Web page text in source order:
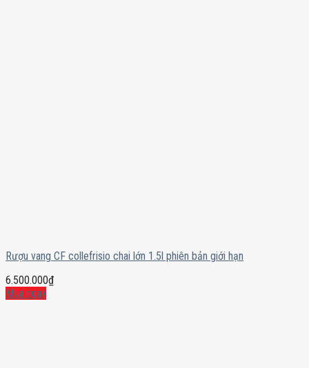
Rượu vang CF collefrisio chai lớn 1.5l phiên bản giới hạn
6.500.000₫
Mua ngay